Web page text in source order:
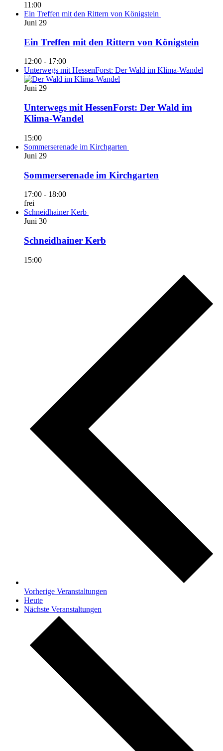
11:00
Ein Treffen mit den Rittern von Königstein
Juni 29
Ein Treffen mit den Rittern von Königstein
12:00 - 17:00
Unterwegs mit HessenForst: Der Wald im Klima-Wandel
Juni 29
Unterwegs mit HessenForst: Der Wald im
Klima-Wandel
15:00
Sommerserenade im Kirchgarten
Juni 29
Sommerserenade im Kirchgarten
17:00 - 18:00
frei
Schneidhainer Kerb
Juni 30
Schneidhainer Kerb
15:00
Vorherige Veranstaltungen
Heute
Nächste Veranstaltungen